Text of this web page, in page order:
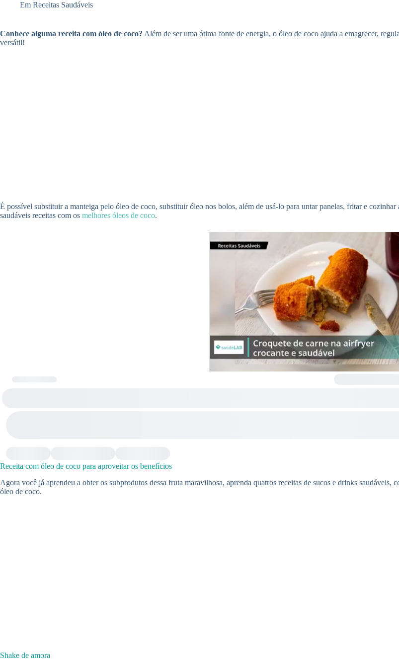
Em Receitas Saudáveis
Conhece alguma receita com óleo de coco? Além de ser uma ótima fonte de energia, o óleo de coco ajuda a emagrecer,
versátil!
É possível substituir a manteiga pelo óleo de coco, substituir óleo nos bolos, além de usá-lo para untar panelas, fritar e
saudáveis receitas com os melhores óleos de coco.
Receita com óleo de coco para aproveitar os benefícios
Agora você já aprendeu a obter os subprodutos dessa fruta maravilhosa, aprenda quatros receitas de sucos e drinks
óleo de coco.
Shake de amora